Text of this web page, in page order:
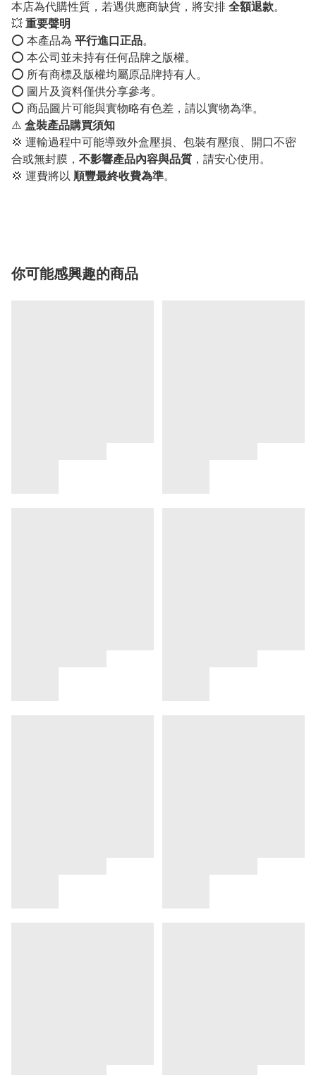
本店為代購性質，若遇供應商缺貨，將安排 全額退款。
💥 重要聲明
⭕️ 本產品為 平行進口正品。
⭕️ 本公司並未持有任何品牌之版權。
⭕️ 所有商標及版權均屬原品牌持有人。
⭕️ 圖片及資料僅供分享參考。
⭕️ 商品圖片可能與實物略有色差，請以實物為準。
⚠️ 盒裝產品購買須知
💢 運輸過程中可能導致外盒壓損、包裝有壓痕、開口不密
合或無封膜， 不影響產品內容與品質 ，請安心使用。
💢 運費將以 順豐最終收費為準。
你可能感興趣的商品